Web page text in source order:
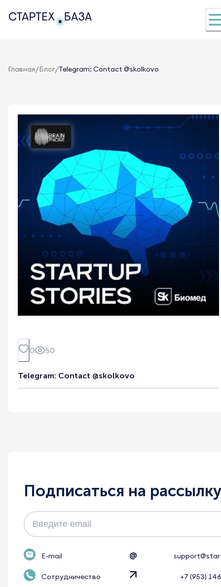
Главная/Блог/Telegram: Contact @skolkovo
0 50
Telegram: Contact @skolkovo
Подписаться на рассылку
E-mail @
Сотрудничество +7 (953)